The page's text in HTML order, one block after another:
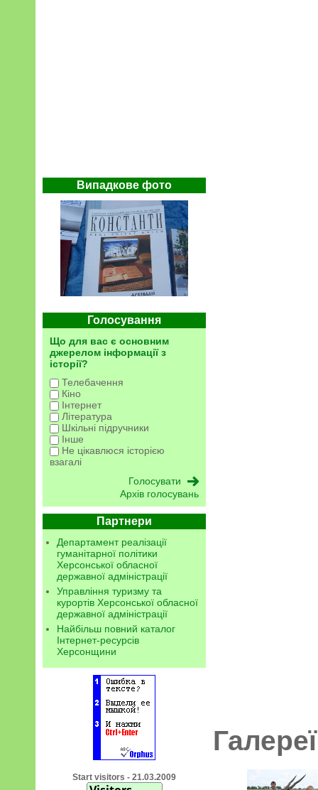
Випадкове фото
Голосування
Що для вас є основним
джерелом інформації з
історії?
Телебачення
Кіно
Інтернет
Література
Шкільні підручники
Інше
Не цікавлюся історією
взагалі
Архів голосувань
Партнери
Департамент реалізації
гуманітарної політики
Херсонської обласної
державної адміністрації
Управління туризму та
курортів Херсонської обласної
державної адміністрації
Найбільш повний каталог
Інтернет-ресурсів
Херсонщини
Start visitors - 21.03.2009
Галереї